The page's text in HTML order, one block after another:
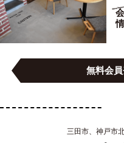
無料会
三田市、神戸市